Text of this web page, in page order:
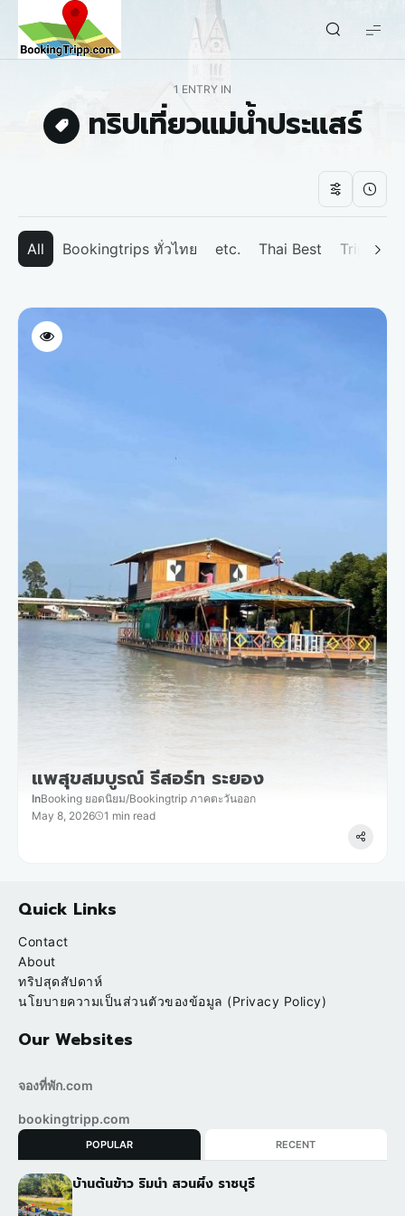
bookingtripp.com
1 ENTRY IN
ทริปเที่ยวแม่น้ำประแสร์
All Bookingtrips ทั่วไทย etc. Thai Best Tripp
แพสุขสมบูรณ์ รีสอร์ท ระยอง
InBooking ยอดนิยม/Bookingtrip ภาคตะวันออก
May 8, 2026
1 min read
Quick Links
Contact
About
ทริปสุดสัปดาห์
นโยบายความเป็นส่วนตัวของข้อมูล (Privacy Policy)
Our Websites
จองที่พัก.com
bookingtripp.com
POPULAR RECENT
บ้านต้นข้าว ริมน้ำ สวนผึ้ง ราชบุรี